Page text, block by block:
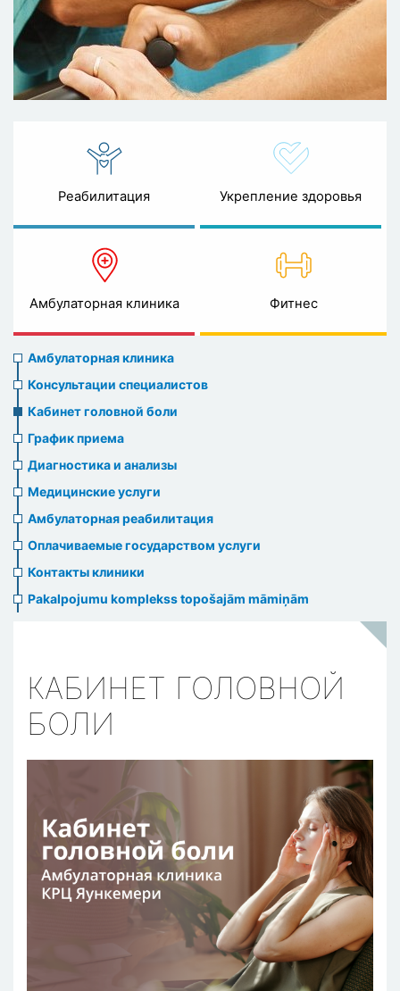
Реабилитация Укрепление здоровья
Амбулаторная клиника Фитнес
Ambulatory
clinic
menu
Амбулаторная клиника
Консультации специалистов
Кабинет головной боли
График приема
Диагностика и анализы
Медицинские услуги
Амбулаторная реабилитация
Оплачиваемые государством услуги
Контакты клиники
Pakalpojumu komplekss topošajām māmiņām
КАБИНЕТ ГОЛОВНОЙ
БОЛИ